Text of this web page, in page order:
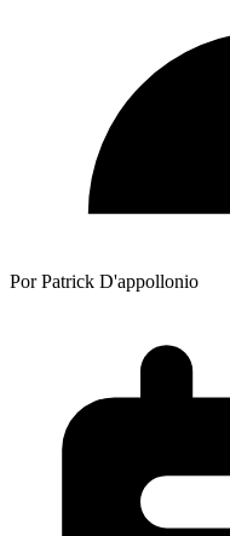
Por Patrick D'appollonio